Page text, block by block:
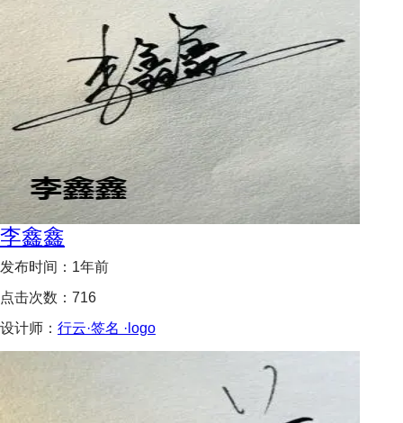
李鑫鑫
发布时间： 1年前
点击次数： 716
设计师： 行云·签名 ·logo